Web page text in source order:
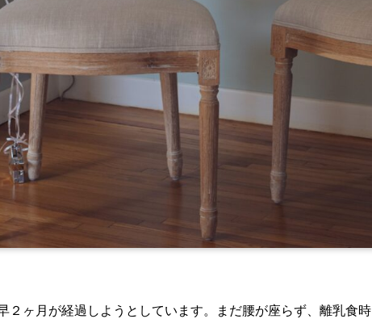
２ヶ月が経過しようとしています。まだ腰が座らず、離乳食時